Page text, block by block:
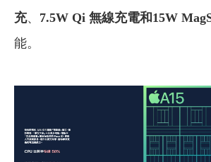
充、 7.5W Qi 無線充電和15W
能。